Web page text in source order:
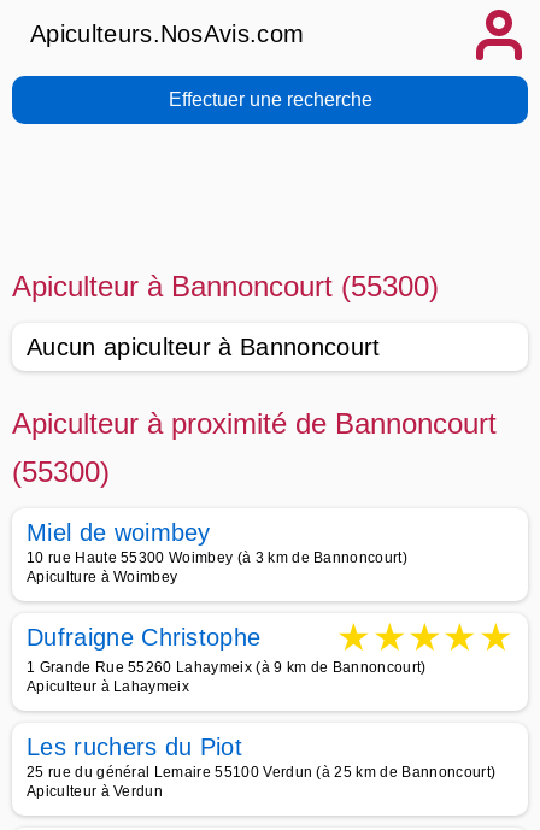
Apiculteurs.NosAvis.com
Effectuer une recherche
Apiculteur à Bannoncourt (55300)
Aucun apiculteur à Bannoncourt
Apiculteur à proximité de Bannoncourt
(55300)
Miel de woimbey
10 rue Haute 55300 Woimbey (à 3 km de Bannoncourt)
Apiculture à Woimbey
Dufraigne Christophe ★★★★★
1 Grande Rue 55260 Lahaymeix (à 9 km de Bannoncourt)
Apiculteur à Lahaymeix
Les ruchers du Piot
25 rue du général Lemaire 55100 Verdun (à 25 km de Bannoncourt)
Apiculteur à Verdun